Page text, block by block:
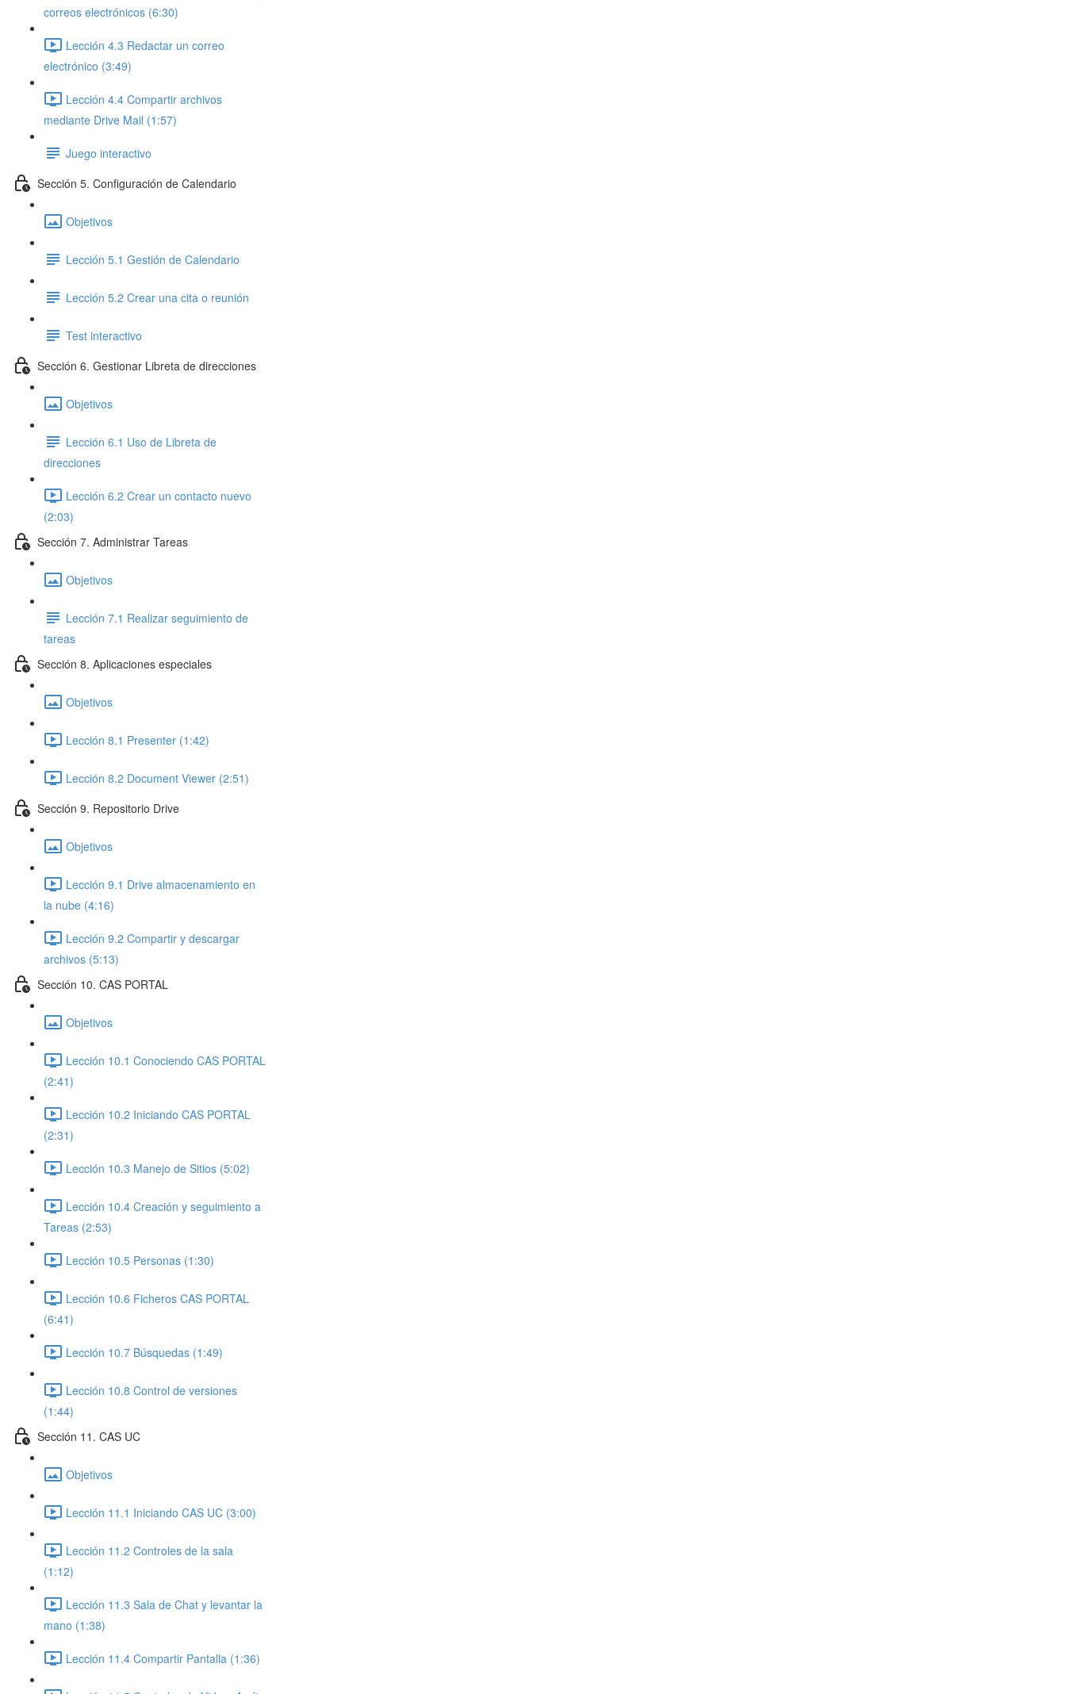
correos electrónicos (6:30)
Lección 4.3 Redactar un correo
electrónico (3:49)
Lección 4.4 Compartir archivos
mediante Drive Mail (1:57)
Juego interactivo
Sección 5. Configuración de Calendario
Objetivos
Lección 5.1 Gestión de Calendario
Lección 5.2 Crear una cita o reunión
Test interactivo
Sección 6. Gestionar Libreta de direcciones
Objetivos
Lección 6.1 Uso de Libreta de
direcciones
Lección 6.2 Crear un contacto nuevo
(2:03)
Sección 7. Administrar Tareas
Objetivos
Lección 7.1 Realizar seguimiento de
tareas
Sección 8. Aplicaciones especiales
Objetivos
Lección 8.1 Presenter (1:42)
Lección 8.2 Document Viewer (2:51)
Sección 9. Repositorio Drive
Objetivos
Lección 9.1 Drive almacenamiento en
la nube (4:16)
Lección 9.2 Compartir y descargar
archivos (5:13)
Sección 10. CAS PORTAL
Objetivos
Lección 10.1 Conociendo CAS PORTAL
(2:41)
Lección 10.2 Iniciando CAS PORTAL
(2:31)
Lección 10.3 Manejo de Sitios (5:02)
Lección 10.4 Creación y seguimiento a
Tareas (2:53)
Lección 10.5 Personas (1:30)
Lección 10.6 Ficheros CAS PORTAL
(6:41)
Lección 10.7 Búsquedas (1:49)
Lección 10.8 Control de versiones
(1:44)
Sección 11. CAS UC
Objetivos
Lección 11.1 Iniciando CAS UC (3:00)
Lección 11.2 Controles de la sala
(1:12)
Lección 11.3 Sala de Chat y levantar la
mano (1:38)
Lección 11.4 Compartir Pantalla (1:36)